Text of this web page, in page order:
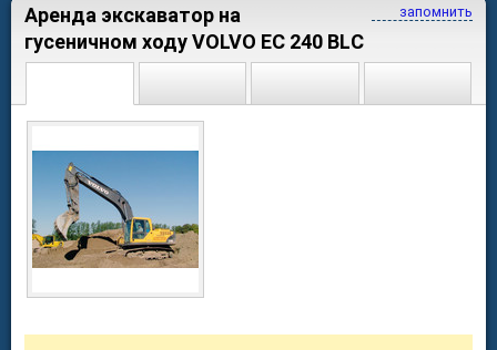
запомнить
Аренда экскаватор на
гусеничном ходу VOLVO EC 240 BLС